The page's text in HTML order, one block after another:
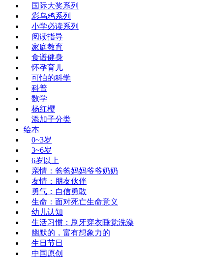
国际大奖系列
彩乌鸦系列
小学必读系列
阅读指导
家庭教育
食谱健身
怀孕育儿
可怕的科学
科普
数学
杨红樱
添加子分类
绘本
0~3岁
3~6岁
6岁以上
亲情：爸爸妈妈爷爷奶奶
友情：朋友伙伴
勇气：自信勇敢
生命：面对死亡生命意义
幼儿认知
生活习惯：刷牙穿衣睡觉洗澡
幽默的，富有想象力的
生日节日
中国原创